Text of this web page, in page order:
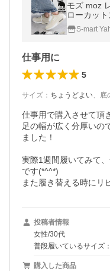
モズ moz
ローカッ
ーキング
勤 通学 軽
S-mart
仕事用に
5
サイズ ： ちょうどよい、 底
仕事用で購入させて頂
足の幅が広く分厚いの
ました！
実際1週間履いてみて
です(*^^*)
また履き替える時にリ
投稿者情報
女性/30代
普段履いているサイズ
購入した商品